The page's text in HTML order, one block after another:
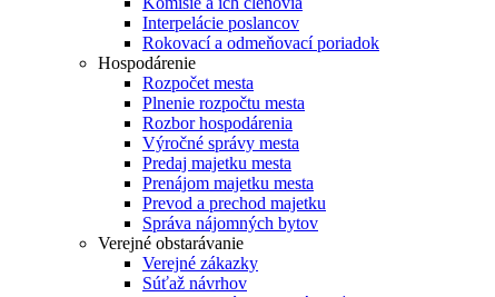
Interpelácie poslancov
Rokovací a odmeňovací poriadok
Hospodárenie
Rozpočet mesta
Plnenie rozpočtu mesta
Rozbor hospodárenia
Výročné správy mesta
Predaj majetku mesta
Prenájom majetku mesta
Prevod a prechod majetku
Správa nájomných bytov
Verejné obstarávanie
Verejné zákazky
Súťaž návrhov